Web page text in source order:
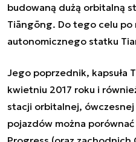
budowaną dużą orbitalną
Tiāngōng. Do tego celu po
autonomicznego statku
Jego poprzednik, kapsuła
kwietniu 2017 roku i
stacji orbitalnej, ówczesnej
pojazdów można